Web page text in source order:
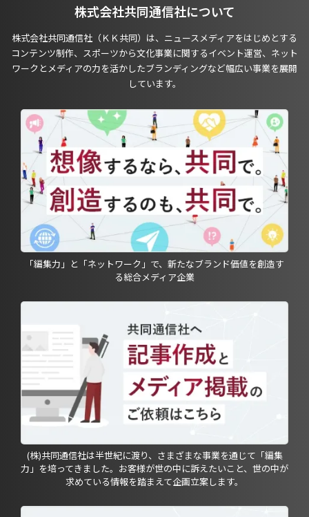
株式会社共同通信社について
株式会社共同通信社（ＫＫ共同）は、ニュースメディアをはじめとする
コンテンツ制作、スポーツから文化事業に関するイベント運営、ネット
ワークとメディアの力を活かしたブランディングなど幅広い事業を展開
しています。
「編集力」と「ネットワーク」で、新たなブランド価値を創造す
る総合メディア企業
(株)共同通信社は半世紀に渡り、さまざまな事業を通じて「編集
力」を培ってきました。お客様が世の中に訴えたいこと、世の中が
求めている情報を踏まえて企画立案します。